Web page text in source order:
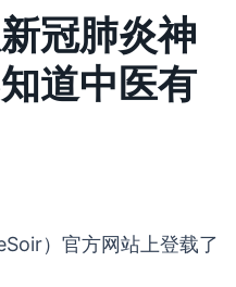
冠肺炎神
道中医有
）官方网站上登载了